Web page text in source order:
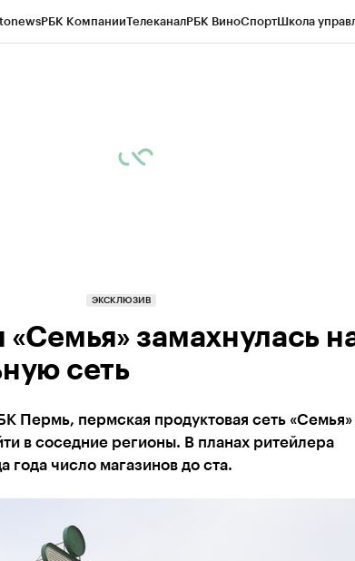
РБК КомпанииТелеканалРБК ВиноСпортШкола
ЭКСКЛЮЗИВ
«Семья» замахнулась
сеть
Пермь, пермская продуктовая сеть «Семья»
в соседние регионы. В планах ритейлера
года число магазинов до ста.